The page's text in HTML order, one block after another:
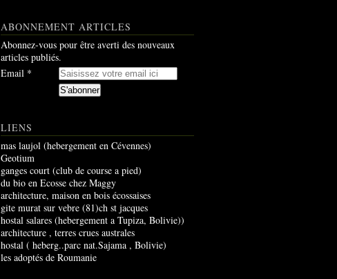
ABONNEMENT ARTICLES
Abonnez-vous pour être averti des nouveaux
articles publiés.
Email
LIENS
mas laujol (hebergement en Cévennes)
Geotium
ganges court (club de course a pied)
du bio en Ecosse chez Maggy
architecture, maison en bois écossaises
gite murat sur vebre (81)ch st jacques
hostal salares (hebergement a Tupiza, Bolivie))
architecture , terres crues australes
hostal ( heberg..parc nat.Sajama , Bolivie)
les adoptés de Roumanie